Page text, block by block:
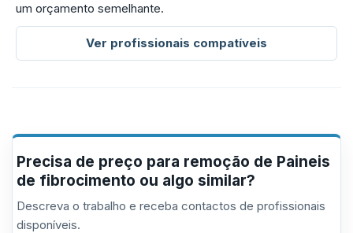
um orçamento semelhante.
Ver profissionais compatíveis
Precisa de preço para remoção de Paineis
de fibrocimento ou algo similar?
Descreva o trabalho e receba contactos de profissionais
disponíveis.